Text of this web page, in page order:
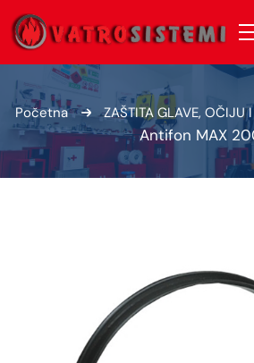
Početna ZAŠTITA GLAVE, OČIJU
Antifon MAX